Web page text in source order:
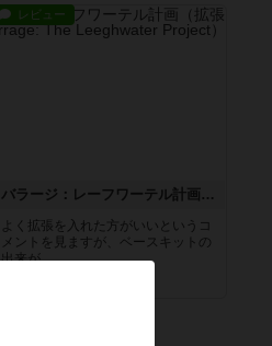
レビュー
バラージ：レーフワーテル計画（拡張）
よく拡張を入れた方がいいというコ
メントを見ますが、ベースキットの
出来が...